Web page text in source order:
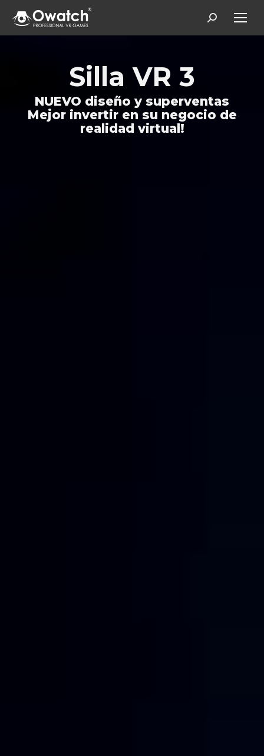
Search:
Silla VR 3
NUEVO diseño y superventas
Mejor invertir en su negocio de
realidad virtual!